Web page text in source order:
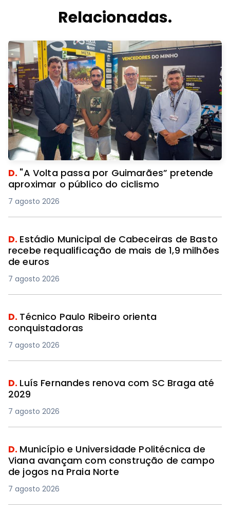
Relacionadas.
D. "A Volta passa por Guimarães” pretende
aproximar o público do ciclismo
7 agosto 2026
D. Estádio Municipal de Cabeceiras de Basto
recebe requalificação de mais de 1,9 milhões
de euros
7 agosto 2026
D. Técnico Paulo Ribeiro orienta
conquistadoras
7 agosto 2026
D. Luís Fernandes renova com SC Braga até
2029
7 agosto 2026
D. Município e Universidade Politécnica de
Viana avançam com construção de campo
de jogos na Praia Norte
7 agosto 2026